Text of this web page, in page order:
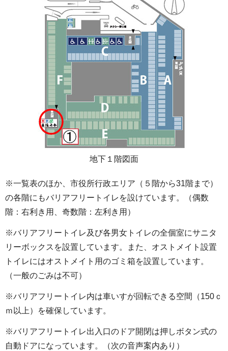
地下１階図面
※一覧表のほか、市役所行政エリア（５階から31階まで）
の各階にもバリアフリートイレを設けています。（偶数
階：右利き用、奇数階：左利き用）
※バリアフリートイレ及び各男女トイレの全個室にサニタ
リーボックスを設置しています。また、オストメイト設置
トイレにはオストメイト用のゴミ箱を設置しています。
（一般のごみは不可）
※バリアフリートイレ内は車いすが回転できる空間（150ｃ
ｍ以上）を確保しています。
※バリアフリートイレ出入口のドア開閉は押しボタン式の
自動ドアになっています。（次の音声案内あり）